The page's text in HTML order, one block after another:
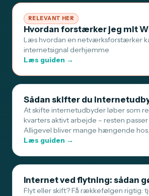
RELEVANT HER
Hvordan forstærker jeg mit
Læs hvordan en netværksforstærker
internetsignal derhjemme
Læs guiden →
Sådan skifter du
At skifte internetudbyder løber som
kvarters aktivt arbejde – resten passer
Alligevel bliver mange hængende
Læs guiden →
Internet ved flytning: sådan
Flyt eller skift? Få rækkefølgen rigtig: